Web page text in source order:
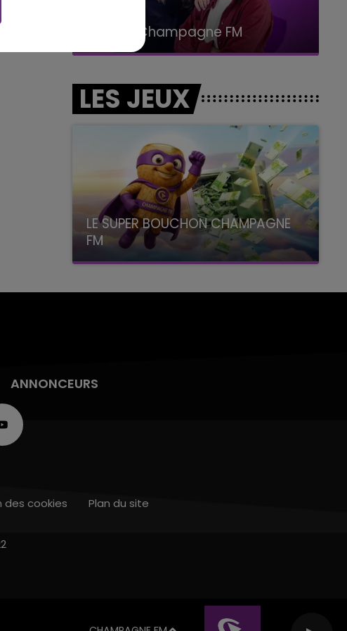
Le Club Champagne FM
LES JEUX
LE SUPER BOUCHON CHAMPAGNE
FM
avec La Famille Champagne FM, à 8H10
ANNONCEURS
des cookies Plan du site